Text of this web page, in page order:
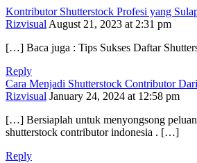
Kontributor Shutterstock Profesi yang
Rizvisual August 21, 2023 at 2:31 pm
[…] Baca juga : Tips Sukses Daftar
Reply
Cara Menjadi Shutterstock Contributor
Rizvisual January 24, 2024 at 12:58 pm
[…] Bersiaplah untuk menyongsong
shutterstock contributor indonesia . […]
Reply